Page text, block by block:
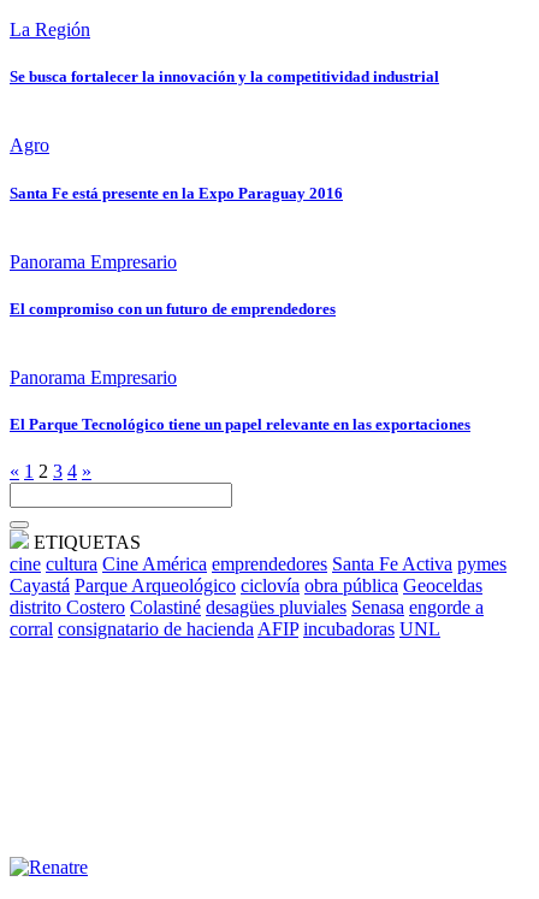
La Región
Se busca fortalecer la innovación y la competitividad industrial
Agro
Santa Fe está presente en la Expo Paraguay 2016
Panorama Empresario
El compromiso con un futuro de emprendedores
Panorama Empresario
El Parque Tecnológico tiene un papel relevante en las exportaciones
« 1 2 3 4 »
ETIQUETAS
cine cultura Cine América emprendedores Santa Fe Activa pymes
Cayastá Parque Arqueológico ciclovía obra pública Geoceldas
distrito Costero Colastiné desagües pluviales Senasa engorde a
corral consignatario de hacienda AFIP incubadoras UNL